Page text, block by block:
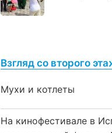
Взгляд со второго
Мухи и котлеты
На кинофестивале в